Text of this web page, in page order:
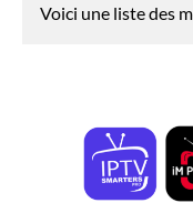
Voici une liste des